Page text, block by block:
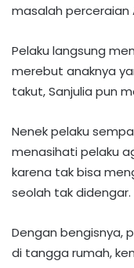
masalah perceraian
Pelaku langsung
merebut anaknya
takut, Sanjulia pun
Nenek pelaku
menasihati pelaku
karena tak bisa
seolah tak didengar.
Dengan bengisnya,
di tangga rumah,